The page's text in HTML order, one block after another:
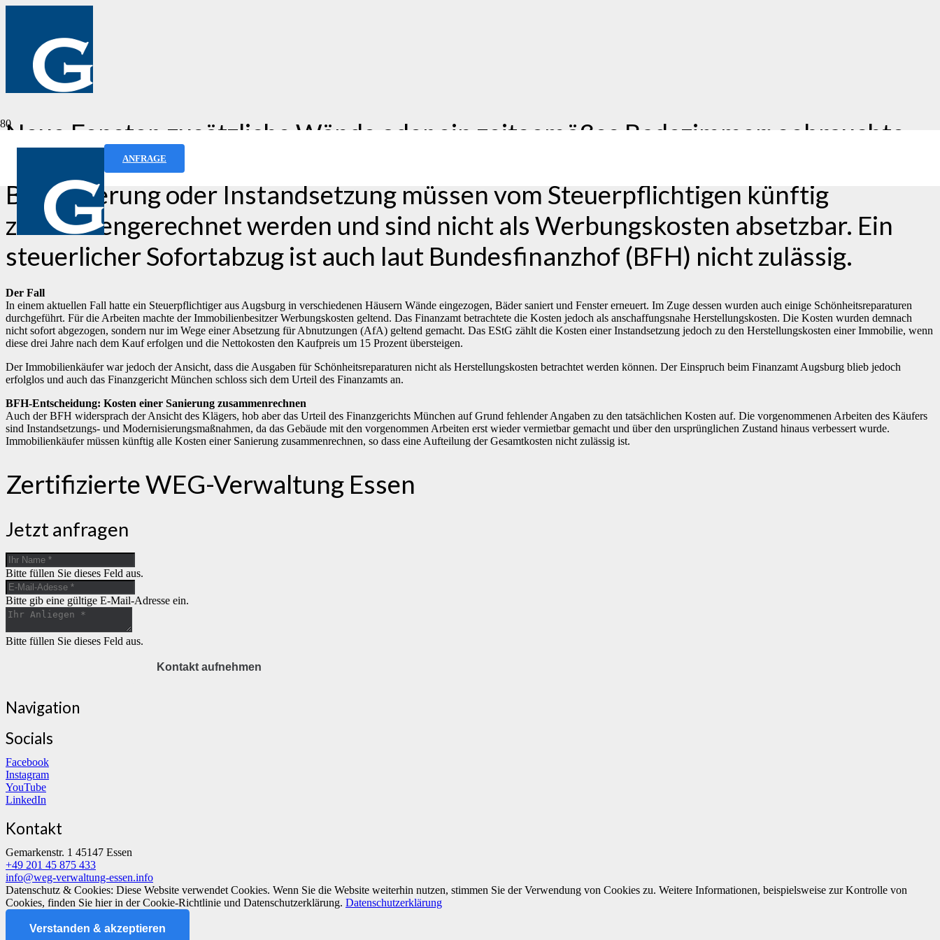
ANFRAGE
Neue Fenster, zusätzliche Wände oder ein zeitgemäßes Badezimmer: gebrauchte
Immobilien benötigen oftmals mehr als nur ein „Make-over”. Die Kosten einer
Bausanierung oder Instandsetzung müssen vom Steuerpflichtigen künftig
zusammengerechnet werden und sind nicht als Werbungskosten absetzbar. Ein
steuerlicher Sofortabzug ist auch laut Bundesfinanzhof (BFH) nicht zulässig.
Der Fall
In einem aktuellen Fall hatte ein Steuerpflichtiger aus Augsburg in verschiedenen Häusern Wände eingezogen, Bäder saniert und Fenster erneuert. Im Zuge dessen wurden auch einige Schönheitsreparaturen
durchgeführt. Für die Arbeiten machte der Immobilienbesitzer Werbungskosten geltend. Das Finanzamt betrachtete die Kosten jedoch als anschaffungsnahe Herstellungskosten. Die Kosten wurden demnach
nicht sofort abgezogen, sondern nur im Wege einer Absetzung für Abnutzungen (AfA) geltend gemacht. Das EStG zählt die Kosten einer Instandsetzung jedoch zu den Herstellungskosten einer Immobilie, wenn
diese drei Jahre nach dem Kauf erfolgen und die Nettokosten den Kaufpreis um 15 Prozent übersteigen.
Der Immobilienkäufer war jedoch der Ansicht, dass die Ausgaben für Schönheitsreparaturen nicht als Herstellungskosten betrachtet werden können. Der Einspruch beim Finanzamt Augsburg blieb jedoch
erfolglos und auch das Finanzgericht München schloss sich dem Urteil des Finanzamts an.
BFH-Entscheidung: Kosten einer Sanierung zusammenrechnen
Auch der BFH widersprach der Ansicht des Klägers, hob aber das Urteil des Finanzgerichts München auf Grund fehlender Angaben zu den tatsächlichen Kosten auf. Die vorgenommenen Arbeiten des Käufers
sind Instandsetzungs- und Modernisierungsmaßnahmen, da das Gebäude mit den vorgenommen Arbeiten erst wieder vermietbar gemacht und über den ursprünglichen Zustand hinaus verbessert wurde.
Immobilienkäufer müssen künftig alle Kosten einer Sanierung zusammenrechnen, so dass eine Aufteilung der Gesamtkosten nicht zulässig ist.
Zertifizierte WEG-Verwaltung Essen
Jetzt anfragen
Bitte füllen Sie dieses Feld aus.
Bitte gib eine gültige E-Mail-Adresse ein.
Bitte füllen Sie dieses Feld aus.
Kontakt aufnehmen
Navigation
Socials
Facebook
Instagram
YouTube
LinkedIn
Kontakt
Gemarkenstr. 1 45147 Essen
+49 201 45 875 433
info@weg-verwaltung-essen.info
Datenschutz & Cookies: Diese Website verwendet Cookies. Wenn Sie die Website weiterhin nutzen, stimmen Sie der Verwendung von Cookies zu. Weitere Informationen, beispielsweise zur Kontrolle von
Cookies, finden Sie hier in der Cookie-Richtlinie und Datenschutzerklärung. Datenschutzerklärung
Verstanden & akzeptieren